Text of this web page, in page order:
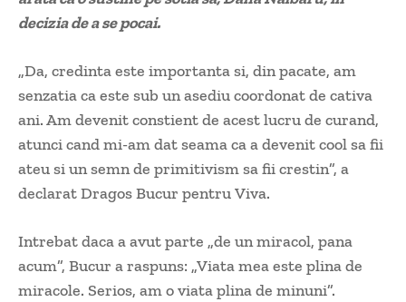
decizia de a se pocai.
„Da, credinta este importanta si, din pacate, am
senzatia ca este sub un asediu coordonat de cativa
ani. Am devenit constient de acest lucru de curand,
atunci cand mi-am dat seama ca a devenit cool sa fii
ateu si un semn de primitivism sa fii crestin”, a
declarat Dragos Bucur pentru Viva.
Intrebat daca a avut parte „de un miracol, pana
acum”, Bucur a raspuns: „Viata mea este plina de
miracole. Serios, am o viata plina de minuni”.